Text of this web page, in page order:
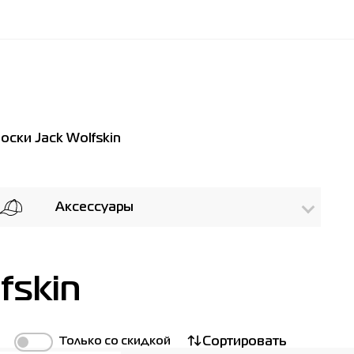
Jack Wolfskin
Аксессуары
Только со скидкой Сортировать